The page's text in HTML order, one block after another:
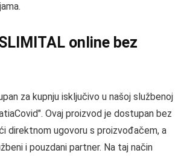
online bez
za kupnju isključivo u našoj službenoj
Ovaj proizvod je dostupan bez
direktnom ugovoru s proizvođačem, a
i pouzdani partner. Na taj način